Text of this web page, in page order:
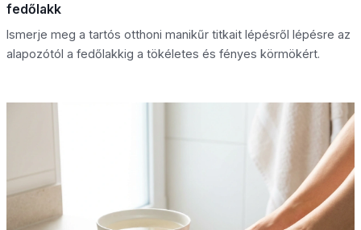
fedőlakk
Ismerje meg a tartós otthoni manikűr titkait lépésről lépésre az
alapozótól a fedőlakkig a tökéletes és fényes körmökért.